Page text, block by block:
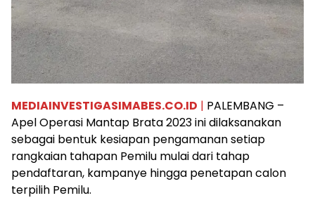
MEDIAINVESTIGASIMABES.CO.ID | PALEMBANG –
Apel Operasi Mantap Brata 2023 ini dilaksanakan
sebagai bentuk kesiapan pengamanan setiap
rangkaian tahapan Pemilu mulai dari tahap
pendaftaran, kampanye hingga penetapan calon
terpilih Pemilu.